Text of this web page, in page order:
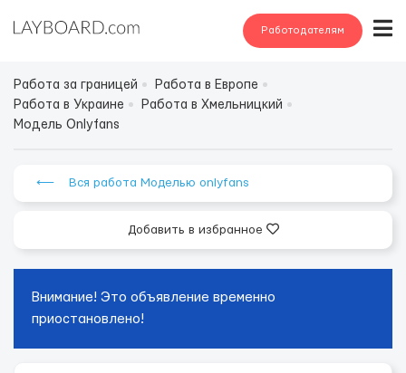
Работодателям
Работа за границей
Работа в Европе
Работа в Украине
Работа в Хмельницкий
Модель Onlyfans
⟵ Вся работа Моделью onlyfans
Добавить в избранное
Внимание! Это объявление временно
приостановлено!